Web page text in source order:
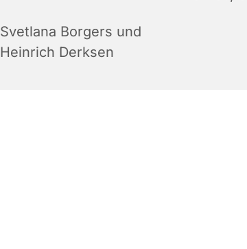
Svetlana Borgers und
Heinrich Derksen